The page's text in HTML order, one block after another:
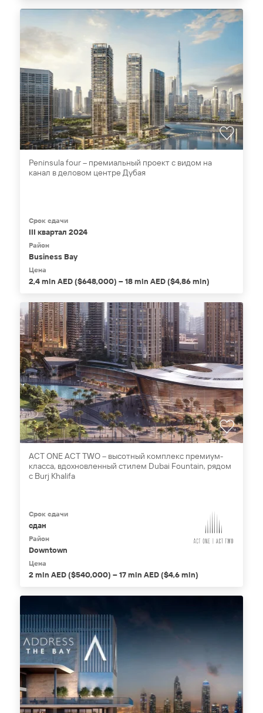
Peninsula four – премиальный проект с видом на
канал в деловом центре Дубая
Срок сдачи
III квартал 2024
Район
Business Bay
Цена
2,4 mln AED ($648,000) – 18 mln AED ($4,86 mln)
ACT ONE ACT TWO – высотный комплекс премиум-
класса, вдохновленный стилем Dubai Fountain, рядом
с Burj Khalifa
Срок сдачи
сдан
Район
Downtown
Цена
2 mln AED ($540,000) – 17 mln AED ($4,6 mln)